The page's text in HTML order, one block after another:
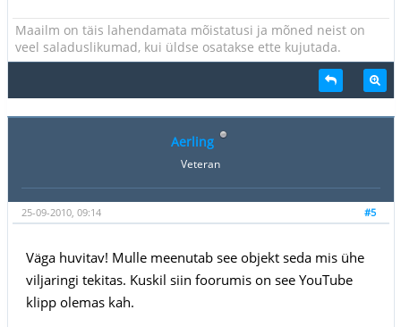
Maailm on täis lahendamata mõistatusi ja mõned neist on
veel saladuslikumad, kui üldse osatakse ette kujutada.
Aerling
Veteran
#5
25-09-2010, 09:14
Väga huvitav! Mulle meenutab see objekt seda mis ühe
viljaringi tekitas. Kuskil siin foorumis on see YouTube
klipp olemas kah.